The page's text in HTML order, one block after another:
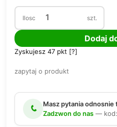
Ilosc szt.
Zyskujesz 47 pkt [?]
zapytaj o produkt
Masz pytania
Zadzwon do nas — kod: